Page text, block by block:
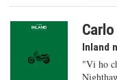
Inland
"Vi ho